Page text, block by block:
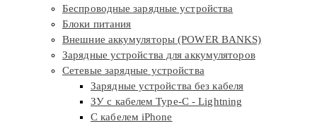
Беспроводные зарядные устройства
Блоки питания
Внешние аккумуляторы (POWER BANKS)
Зарядные устройства для аккумуляторов
Сетевые зарядные устройства
Зарядные устройства без кабеля
ЗУ с кабелем Type-C - Lightning
С кабелем iPhone